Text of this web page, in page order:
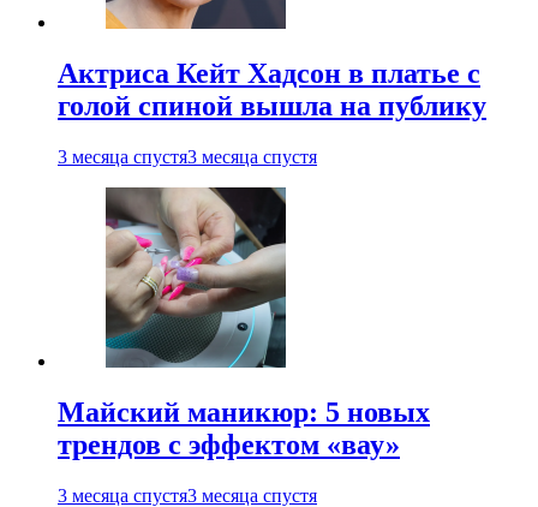
Актриса Кейт Хадсон в платье с
голой спиной вышла на публику
3 месяца спустя3 месяца спустя
Майский маникюр: 5 новых
трендов с эффектом «вау»
3 месяца спустя3 месяца спустя